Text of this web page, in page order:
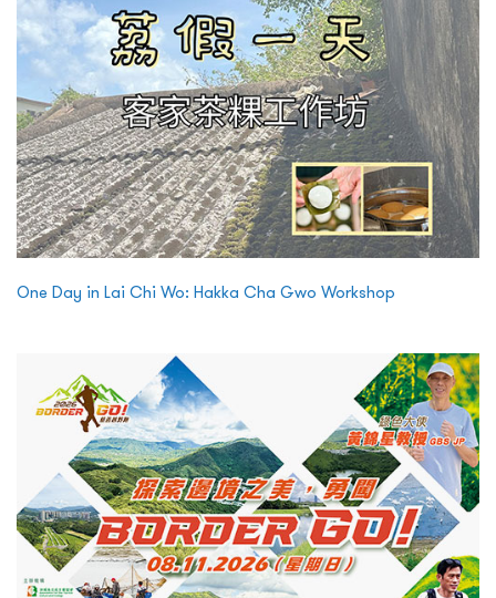
One Day in Lai Chi Wo: Hakka Cha Gwo Workshop